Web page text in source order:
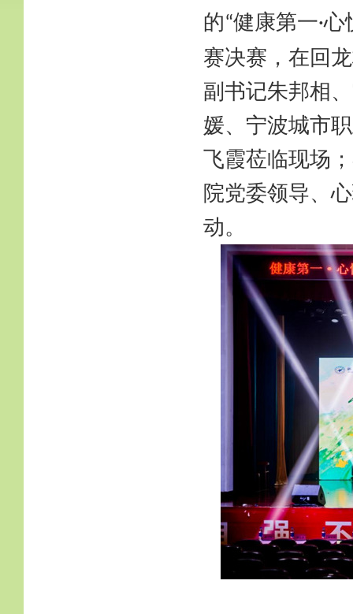
的“健康第一·心
赛决赛，在回
副书记朱邦相
媛、宁波城市
飞霞莅临现场
院党委领导、
动。